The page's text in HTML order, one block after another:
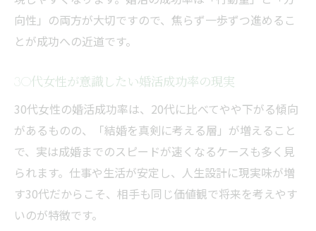
30代婚活の成功率と自信を高めるコツ
失敗しない30代女性の婚活成功率向上術
理想の未来を描く家族計画のポイント
30代婚活成功率を考慮した家族計画の始め
方
将来を見据えた30代婚活と家族設計の要点
現実的な家族計画と30代婚活成功率の関係
30代婚活から始まる理想の家族像とは
向性」の両方が大切ですので、焦らず一歩ずつ進めるこ
とが成功への近道です。
30代女性が意識したい婚活成功率の現実
30代女性の婚活成功率は、20代に比べてやや下がる傾向
があるものの、「結婚を真剣に考える層」が増えること
で、実は成婚までのスピードが速くなるケースも多く見
られます。仕事や生活が安定し、人生設計に現実味が増
す30代だからこそ、相手も同じ価値観で将来を考えやす
いのが特徴です。